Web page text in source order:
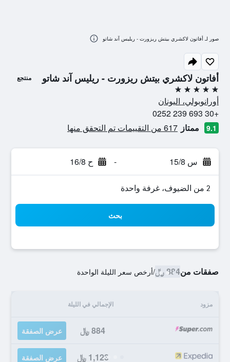
أفاتون لاكشري بيتش ريزورت - ريليس آند شاتو منتجع
5 نجوم
أورانوبولي، اليونان
+30 693 239 0252
9.1 ممتاز 617 من التقييمات تم التحقق منها
س 15/8 - ح 16/8
2 من الضيوف، غرفة واحدة
بحث
صفقات من884 ﷼ /أرخص سعر الليلة الواحدة
مزود الإجمالي في الليلة
884 ﷼ عرض الصفقة
1,123 ﷼ عرض الصفقة
صور لـ أفاتون لاكشري بيتش ريزورت - ريليس آند شاتو